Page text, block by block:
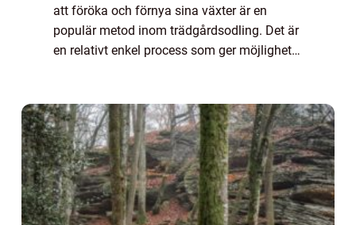
att föröka och förnya sina växter är en
populär metod inom trädgårdsodling. Det är
en relativt enkel process som ger möjlighet